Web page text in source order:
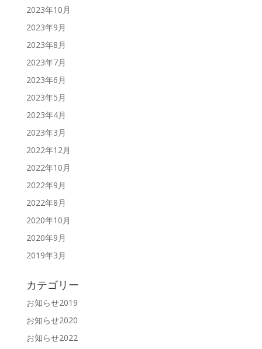
2023年10月
2023年9月
2023年8月
2023年7月
2023年6月
2023年5月
2023年4月
2023年3月
2022年12月
2022年10月
2022年9月
2022年8月
2020年10月
2020年9月
2019年3月
カテゴリー
お知らせ2019
お知らせ2020
お知らせ2022